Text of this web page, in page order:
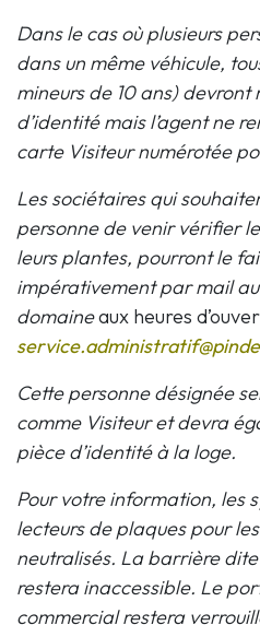
Dans le cas où plusieurs
dans un même véhicule,
mineurs de 10 ans)
d’identité mais l’agent ne
carte Visiteur numérotée
Les sociétaires qui
personne de venir vérifier
leurs plantes, pourront le
impérativement par mail
domaineaux heures
Cette personne désignée
comme Visiteur et devra
pièce d’identité à la loge.
Pour votre information, les
lecteurs de plaques pour
neutralisés. La barrière
restera inaccessible. Le
commercial restera